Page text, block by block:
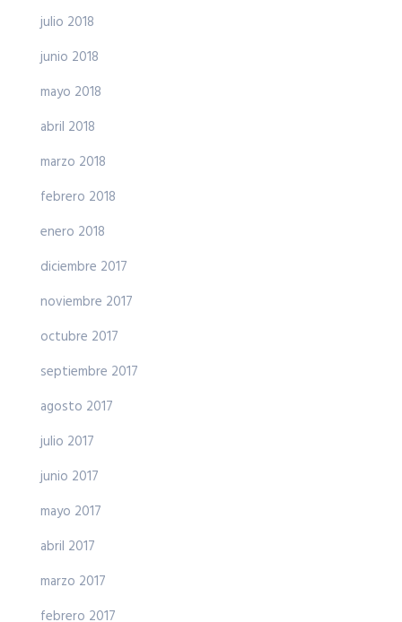
julio 2018
junio 2018
mayo 2018
abril 2018
marzo 2018
febrero 2018
enero 2018
diciembre 2017
noviembre 2017
octubre 2017
septiembre 2017
agosto 2017
julio 2017
junio 2017
mayo 2017
abril 2017
marzo 2017
febrero 2017